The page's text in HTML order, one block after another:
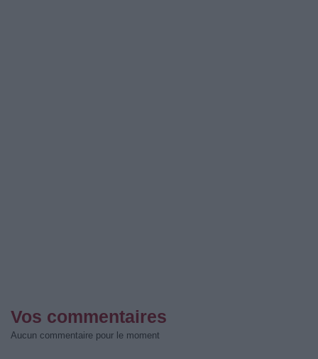
Vos commentaires
Aucun commentaire pour le moment